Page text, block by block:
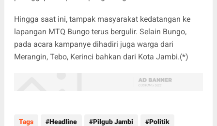
Hingga saat ini, tampak masyarakat kedatangan ke
lapangan MTQ Bungo terus bergulir. Selain Bungo,
pada acara kampanye dihadiri juga warga dari
Merangin, Tebo, Kerinci bahkan dari Kota Jambi.(*)
Tags Headline Pilgub Jambi Politik